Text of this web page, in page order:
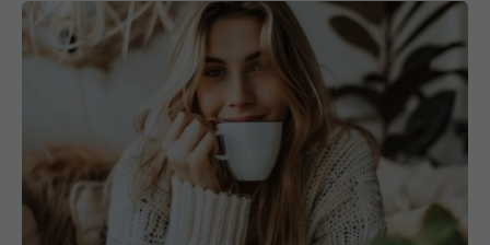
Cafeaua îți schimbă creierul fără să-ți dai seama.
Ce au descoperit cercetătorii
25 apr 2026, 11:33